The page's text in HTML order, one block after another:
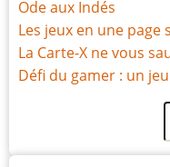
Ode aux Indés
Les jeux en une page
La Carte-X ne vous
Défi du gamer : un